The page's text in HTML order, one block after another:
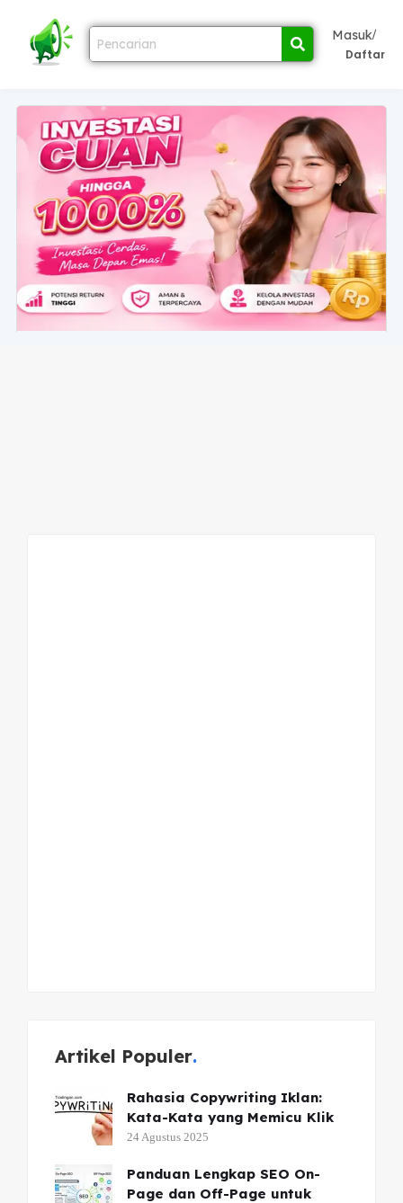
Masuk/
Daftar
Artikel Populer
Rahasia Copywriting Iklan:
Kata-Kata yang Memicu Klik
24 Agustus 2025
Panduan Lengkap SEO On-
Page dan Off-Page untuk